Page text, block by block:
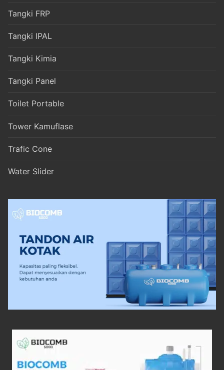
Tangki FRP
Tangki IPAL
Tangki Kimia
Tangki Panel
Toilet Portable
Tower Kamuflase
Trafic Cone
Water Slider